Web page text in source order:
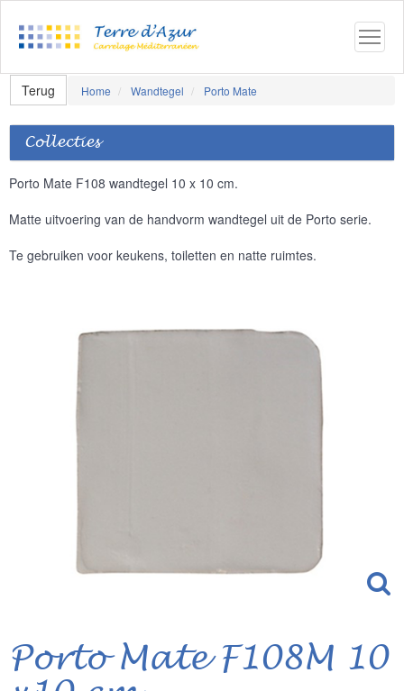
Terug Home Wandtegel Porto Mate
Collecties
Porto Mate F108 wandtegel 10 x 10 cm.
Matte uitvoering van de handvorm wandtegel uit de Porto serie.
Te gebruiken voor keukens, toiletten en natte ruimtes.
Porto Mate F108M 10